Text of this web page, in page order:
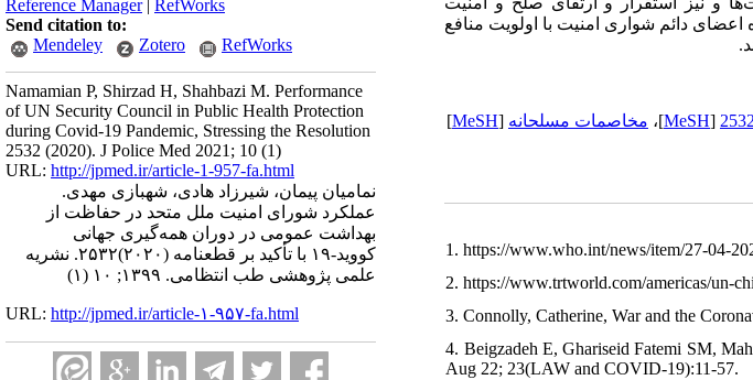
Reference Manager| RefWorks
Send citation to:
Mendeley
Zotero RefWorks
Namamian P, Shirzad H, Shahbazi M. Performance
of UN Security Council in Public Health Protection
during Covid-19 Pandemic, Stressing the Resolution
2532 (2020). J Police Med 2021; 10 (1)
URL: http://jpmed.ir/article-1-957-fa.html
نمامیان پیمان، شیرزاد هادی، شهبازی مهدی.
عملکرد شورای امنیت ملل متحد در حفاظت از
بهداشت عمومی در دوران همه‌گیری جهانی
کووید-۱۹ با تأکید بر قطعنامه (۲۰۲۰)۲۵۳۲. نشریه
علمی پژوهشی طب انتظامی. ۱۳۹۹; ۱۰ (۱)
URL: http://jpmed.ir/article-۱-۹۵۷-fa.html
اعضای دائم شواری امنیت با اولویت منافع
[
MeSH]، مخاصمات مسلحانه [
MeSH
]
1. https://www.who.int/news/item/27-04-
2. https://www.trtworld.com/americas/un-
3. Connolly, Catherine, War and the
4. Beigzadeh E, Ghariseid Fatemi SM,
Aug 22; 23(LAW and COVID-19):11-57.